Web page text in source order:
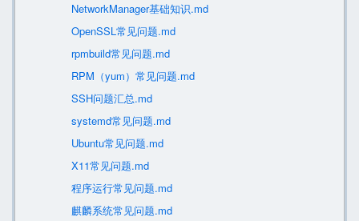
NetworkManager基础知识.md
OpenSSL常见问题.md
rpmbuild常见问题.md
RPM（yum）常见问题.md
SSH问题汇总.md
systemd常见问题.md
Ubuntu常见问题.md
X11常见问题.md
程序运行常见问题.md
麒麟系统常见问题.md